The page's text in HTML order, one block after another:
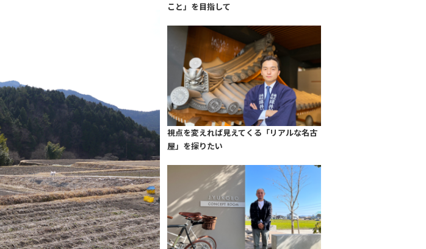
こと」を目指して
視点を変えれば見えてくる「リアルな名古
屋」を探りたい